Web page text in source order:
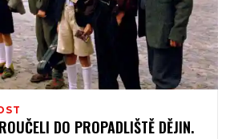
DO PROPADLIŠTĚ DĚJIN.